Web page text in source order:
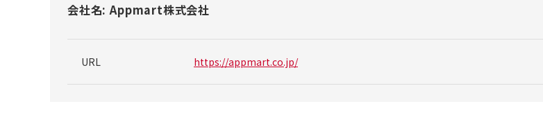
会社名: Appmart株式会社
URL https://appmart.co.jp/